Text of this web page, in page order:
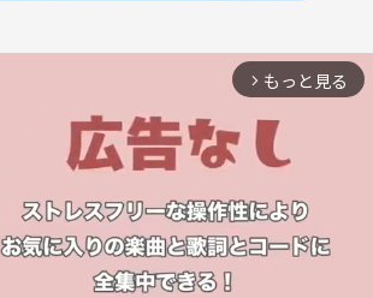
arrow_forward_ios もっと見る